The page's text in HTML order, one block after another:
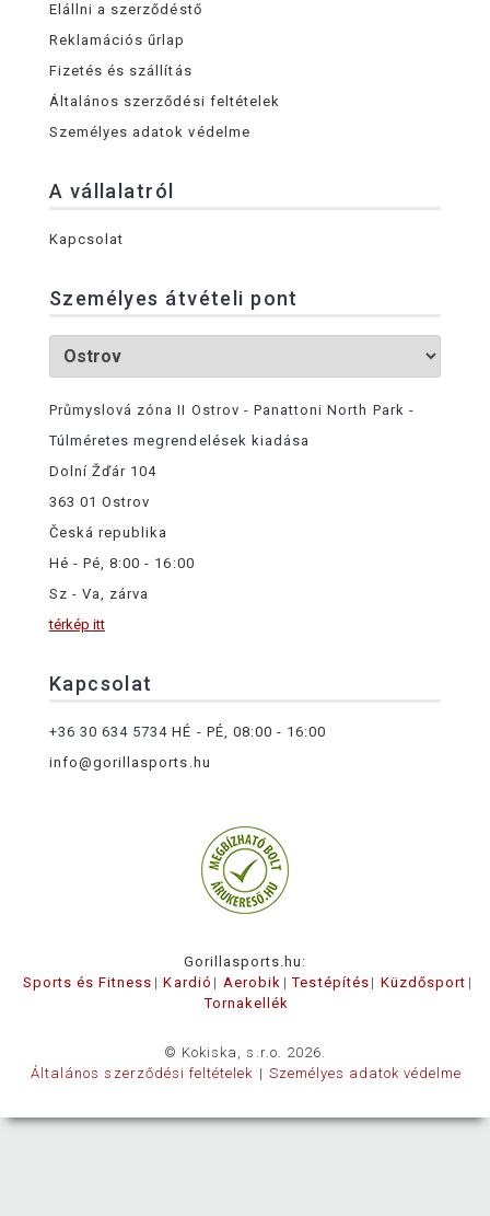
Elállni a szerződéstő
Reklamációs űrlap
Fizetés és szállítás
Általános szerződési feltételek
Személyes adatok védelme
A vállalatról
Kapcsolat
Személyes átvételi pont
Průmyslová zóna II Ostrov - Panattoni North Park -
Túlméretes megrendelések kiadása
Dolní Žďár 104
363 01 Ostrov
Česká republika
Hé - Pé, 8:00 - 16:00
Sz - Va, zárva
térkép itt
Kapcsolat
+36 30 634 5734 HÉ - PÉ, 08:00 - 16:00
info@gorillasports.hu
Gorillasports.hu:
Sports és Fitness
Kardió Aerobik Testépítés
Küzdősport
Tornakellék
© Kokiska, s.r.o. 2026.
Általános szerződési feltételek
Személyes adatok védelme